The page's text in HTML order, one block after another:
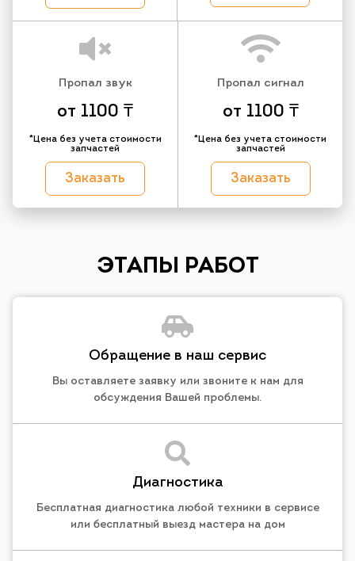
Пропал звук
от 1100 ₸
*Цена без учета стоимости
запчастей
Заказать
Пропал сигнал
от 1100 ₸
*Цена без учета стоимости
запчастей
Заказать
ЭТАПЫ РАБОТ
Обращение в наш сервис
Вы оставляете заявку или звоните к нам для
обсуждения Вашей проблемы.
Диагностика
Бесплатная диагностика любой техники в сервисе
или бесплатный выезд мастера на дом